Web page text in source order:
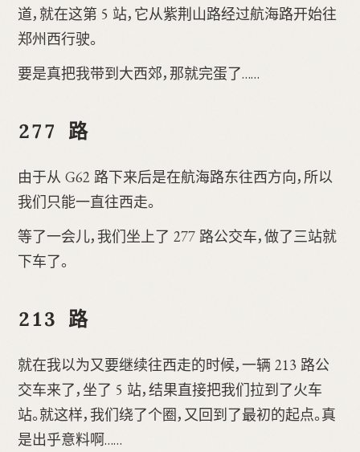
道，就在这第 5 站，它从紫荆山路经过航海路开始往
郑州西行驶。
要是真把我带到大西郊，那就完蛋了……
277 路
由于从 G62 路下来后是在航海路东往西方向，所以
我们只能一直往西走。
等了一会儿，我们坐上了 277 路公交车，做了三站就
下车了。
213 路
就在我以为又要继续往西走的时候，一辆 213 路公
交车来了，坐了 5 站，结果直接把我们拉到了火车
站。就这样，我们绕了个圈，又回到了最初的起点。真
是出乎意料啊……